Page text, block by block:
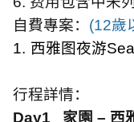
自費專案： (12歲
1. 西雅图夜游
行程詳情：
Day1 家園 – 西